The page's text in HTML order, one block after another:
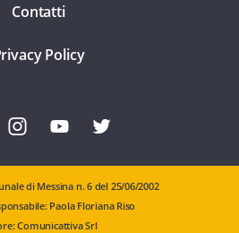
Contatti
Policy
di Messina n. 6 del 25/06/2002
Paola Floriana Riso
Comunicattiva Srl